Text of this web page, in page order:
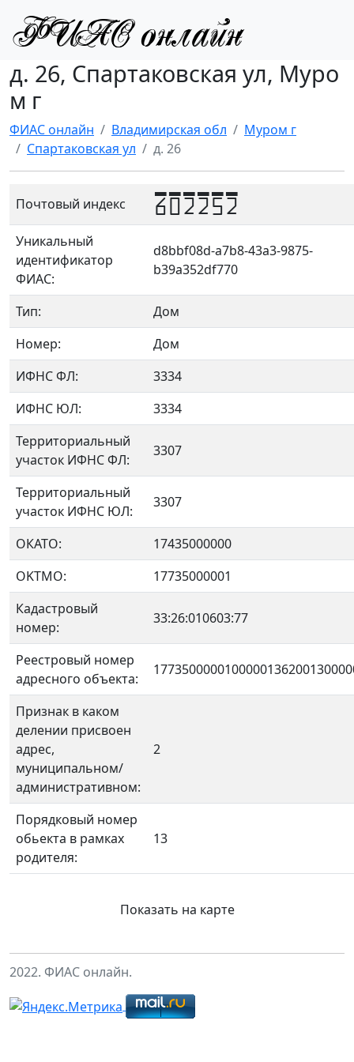
д. 26, Спартаковская ул, Муро
м г
ФИАС онлайн Владимирская обл
Муром г
Спартаковская ул
д. 26
Почтовый индекс 602252
Уникальный
идентификатор
ФИАС:
d8bbf08d-a7b8-43a3-9875-
b39a352df770
Тип:
Дом
Номер:
Дом
ИФНС ФЛ:
3334
ИФНС ЮЛ:
3334
Территориальный
участок ИФНС ФЛ:
3307
Территориальный
участок ИФНС ЮЛ:
3307
ОКАТО:
17435000000
OKTMO:
17735000001
Кадастровый
номер:
33:26:010603:77
Реестровый номер
адресного объекта:
Признак в каком
делении присвоен
адрес,
муниципальном/
административном:
2
Порядковый номер
обьекта в рамках
родителя:
13
Показать на карте
2022. ФИАС онлайн.